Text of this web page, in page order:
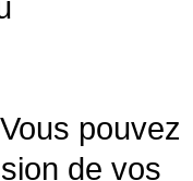
pouvez
de vos